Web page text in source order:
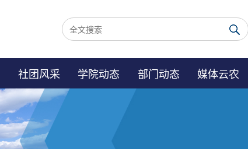
社团风采 学院动态 部门动态 媒体云农